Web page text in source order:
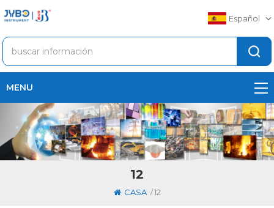
Español
MENU
12
CASA /12